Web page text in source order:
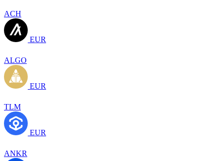
ACH
EUR
ALGO
EUR
TLM
EUR
ANKR